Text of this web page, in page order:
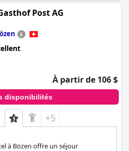
Post AG
À partir de 106 $
disponibilités
+5
à Bözen offre un séjour